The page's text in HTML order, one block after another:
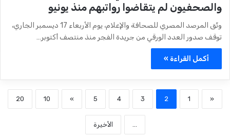
والصحفيون لم يتقاضوا رواتبهم منذ يونيو
وثّق المرصد المصري للصحافة والإعلام، يوم الأربعاء 17 ديسمبر الجاري،
توقف صدور العدد الورقي من جريدة الفجر منذ منتصف أكتوبر…
أكمل القراءة »
«
1
2
3
4
5
»
10
20
الأخيرة